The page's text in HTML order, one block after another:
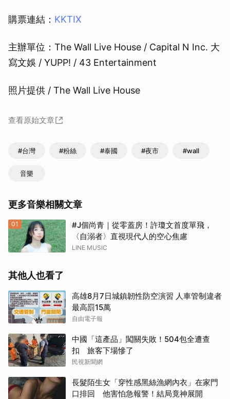
購票連結： KKTIX
主辦單位：The Wall Live House / Capital N Inc. 大
寫文娛 / YUPP! / 43 Entertainment
照片提供 / The Wall Live House
查看原始文章
#台灣 #粉絲 #泰國 #夜市 #wall
音樂
更多音樂相關文章
01
#J個尚青｜從零蓋房！許瓊文首度單飛，
〈自溺者〉直視現代人的空心焦慮
LINE MUSIC
其他人也看了
高雄8月7日城鎮韌性防空演習 人車管制違者
最高罰15萬
自由電子報
中國「這產品」闖關失敗！504包全遭查
扣 旅客下場慘了
民視新聞網
長髮陌生女「穿性感黑絲漁網內衣」在家門
口排回 他害怕急報警！結局竟神展開